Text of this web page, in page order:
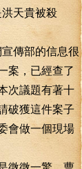
天貴被殺
傳部的信息很
案，已經查了
次議題有著十
破獲這件案子
會做一個現場